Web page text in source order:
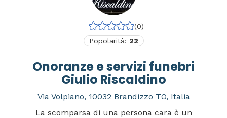
(0)
Popolarità: 22
Onoranze e servizi funebri
Giulio Riscaldino
Via Volpiano, 10032 Brandizzo TO, Italia
La scomparsa di una persona cara è un